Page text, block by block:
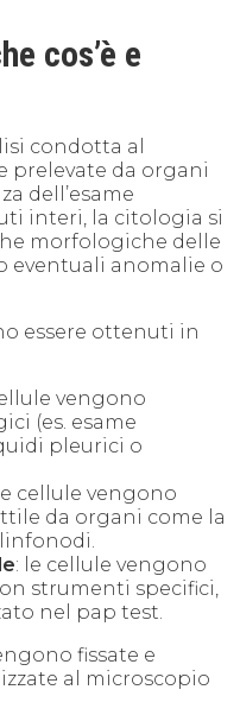
cos’è e
condotta al
prelevate da organi
dell’esame
interi, la citologia si
morfologiche delle
eventuali anomalie o
essere ottenuti in
vengono
(es. esame
pleurici o
cellule vengono
da organi come la
: le cellule vengono
strumenti specifici,
nel pap test.
fissate e
al microscopio